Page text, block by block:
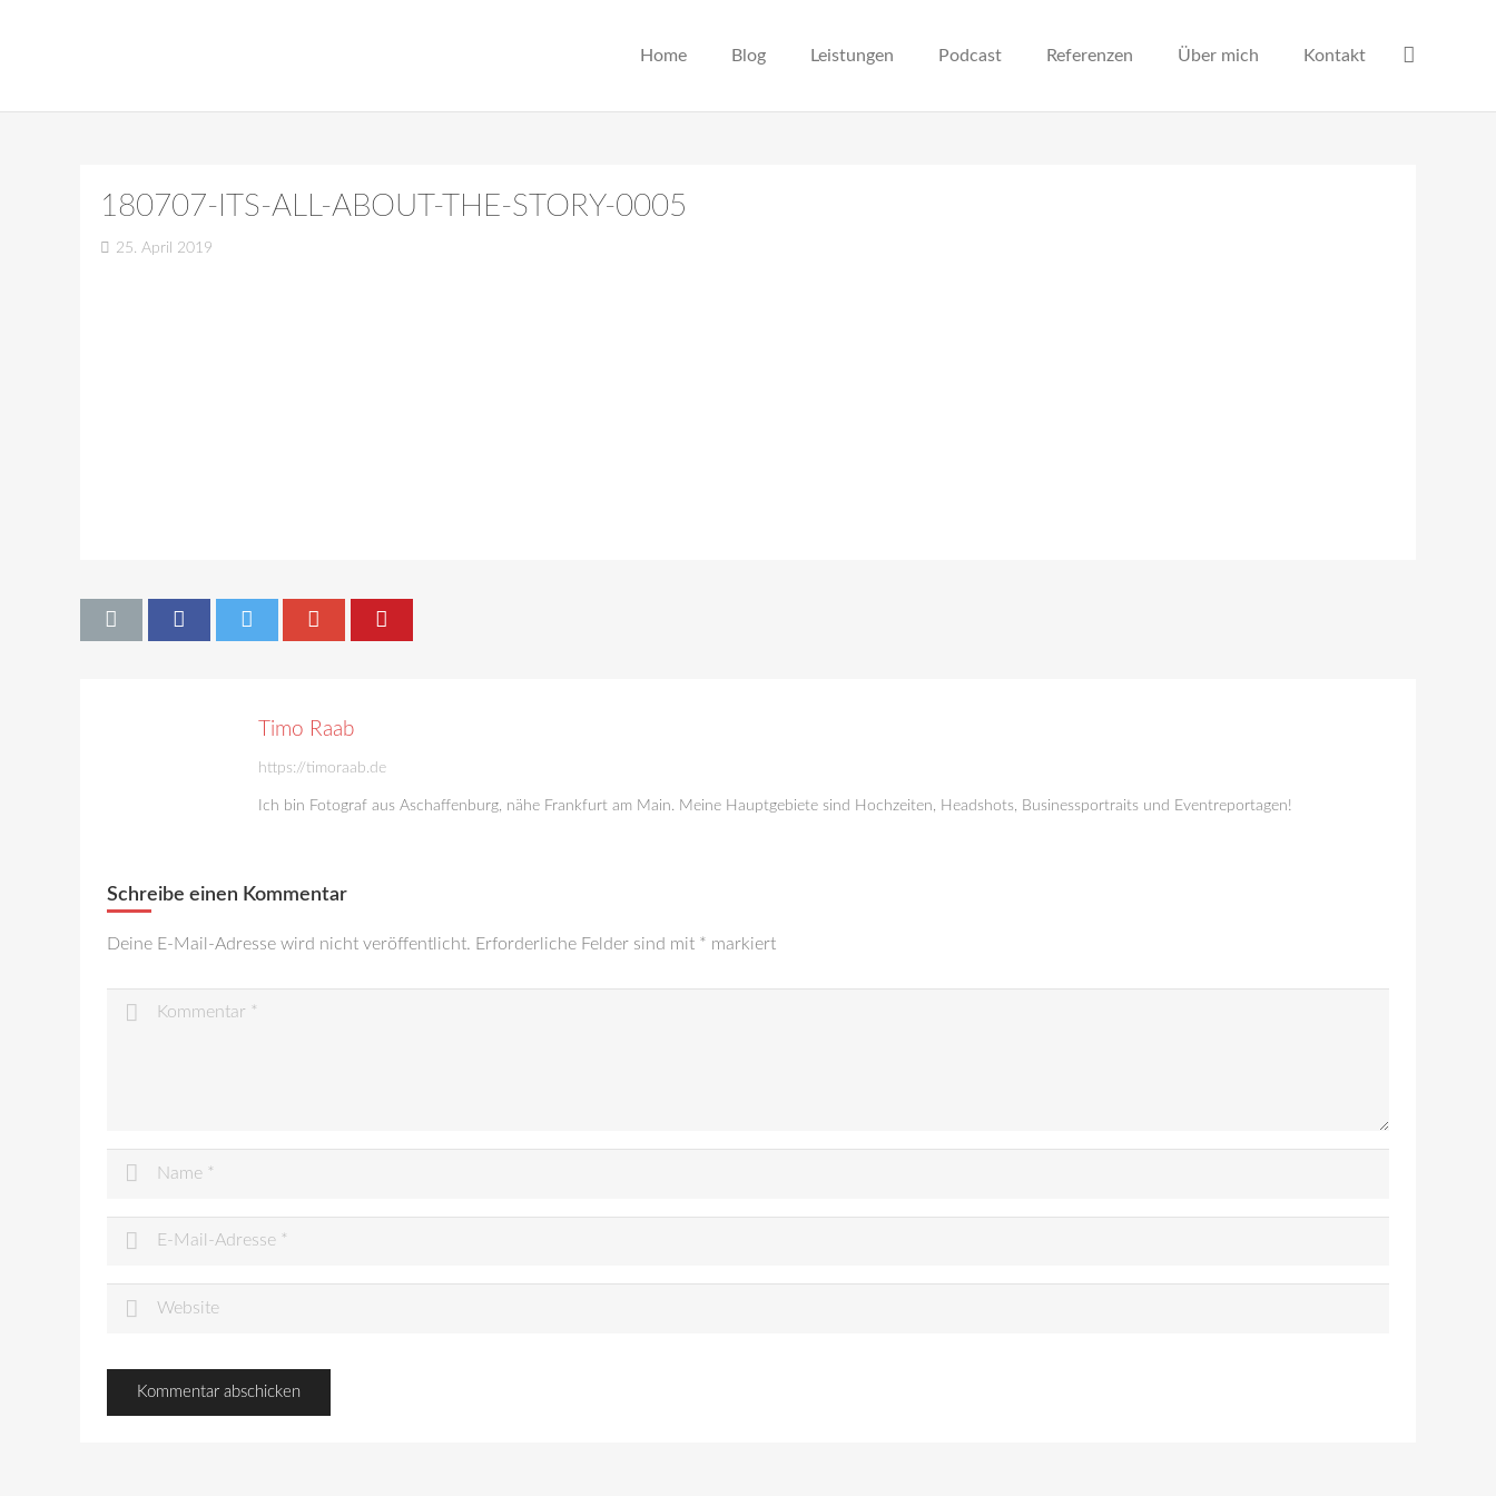
Home Blog Leistungen Podcast Referenzen Über mich Kontakt
180707-ITS-ALL-ABOUT-THE-STORY-0005
25. April 2019
Timo Raab
https://timoraab.de
Ich bin Fotograf aus Aschaffenburg, nähe Frankfurt am Main. Meine Hauptgebiete sind Hochzeiten, Headshots, Businessportraits und Eventreportagen!
Schreibe einen Kommentar
Deine E-Mail-Adresse wird nicht veröffentlicht. Erforderliche Felder sind mit * markiert